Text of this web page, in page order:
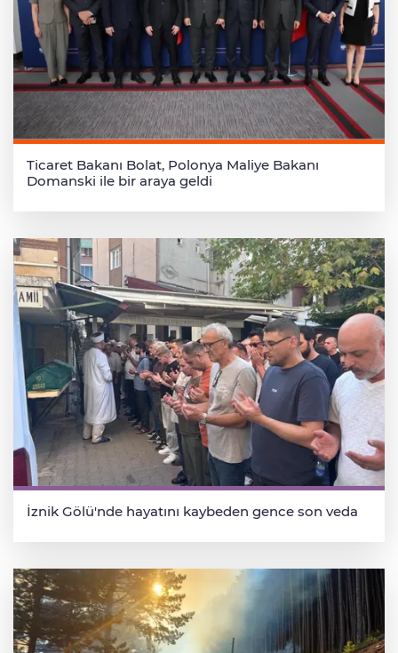
Ticaret Bakanı Bolat, Polonya Maliye Bakanı
Domanski ile bir araya geldi
İznik Gölü'nde hayatını kaybeden gence son veda